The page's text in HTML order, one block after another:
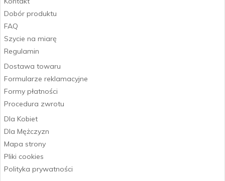
Dobór produktu
FAQ
Szycie na miarę
Regulamin
Dostawa towaru
Formularze reklamacyjne
Formy płatności
Procedura zwrotu
Dla Kobiet
Dla Mężczyzn
Mapa strony
Pliki cookies
Polityka prywatności